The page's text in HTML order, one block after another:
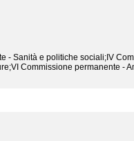
- Sanità e politiche sociali;IV
Commissione permanente -